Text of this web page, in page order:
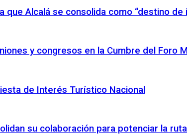
Alcalá se consolida como “destino de
y congresos en la Cumbre del Foro
de Interés Turístico Nacional
su colaboración para potenciar la ruta